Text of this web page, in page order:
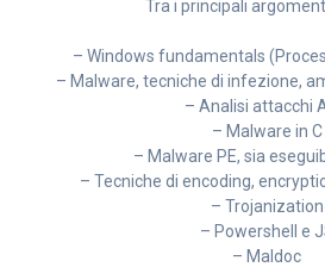
Tra i principali
– Windows fundamentals
– Malware, tecniche di infezione,
– Analisi attacchi
– Malware in C
– Malware PE, sia
– Tecniche di encoding,
– Trojanization
– Powershell e
– Maldoc